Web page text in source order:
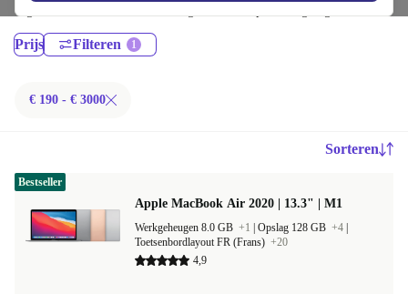
dagen retourrecht & 12 maanden garantie. Shop vandaag nog duurzaam!
Prijs Filteren
€ 190 - € 3000
Sorteren
Apple MacBook Air 2020 | 13.3" | M1
Werkgeheugen 8.0 GB +1 Opslag 128 GB +4
Toetsenbordlayout FR (Frans) +20
4,9
Bestseller